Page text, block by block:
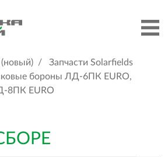
(новый)
Запчасти Solarfields
бороны ЛД-6ПК EURO,
8ПК EURO